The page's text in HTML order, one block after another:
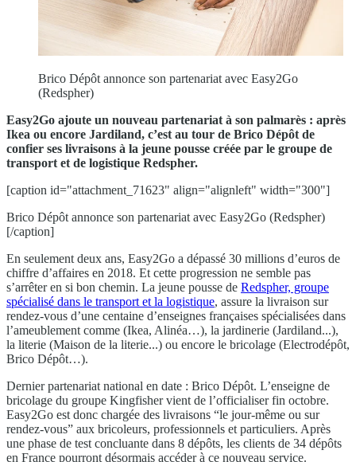
Brico Dépôt annonce son partenariat avec Easy2Go
(Redspher)
Easy2Go ajoute un nouveau partenariat à son palmarès : après
Ikea ou encore Jardiland, c’est au tour de Brico Dépôt de
confier ses livraisons à la jeune pousse créée par le groupe de
transport et de logistique Redspher.
[caption id="attachment_71623" align="alignleft" width="300"]
Brico Dépôt annonce son partenariat avec Easy2Go (Redspher)
[/caption]
En seulement deux ans, Easy2Go a dépassé 30 millions d’euros de
chiffre d’affaires en 2018. Et cette progression ne semble pas
s’arrêter en si bon chemin. La jeune pousse de Redspher, groupe
spécialisé dans le transport et la logistique, assure la livraison sur
rendez-vous d’une centaine d’enseignes françaises spécialisées dans
l’ameublement comme (Ikea, Alinéa…), la jardinerie (Jardiland...),
la literie (Maison de la literie...) ou encore le bricolage (Electrodépôt,
Brico Dépôt…).
Dernier partenariat national en date : Brico Dépôt. L’enseigne de
bricolage du groupe Kingfisher vient de l’officialiser fin octobre.
Easy2Go est donc chargée des livraisons “le jour-même ou sur
rendez-vous” aux bricoleurs, professionnels et particuliers. Après
une phase de test concluante dans 8 dépôts, les clients de 34 dépôts
en France pourront désormais accéder à ce nouveau service.